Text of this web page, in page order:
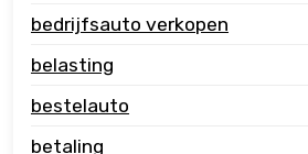
bedrijfsauto verkopen
belasting
bestelauto
betaling